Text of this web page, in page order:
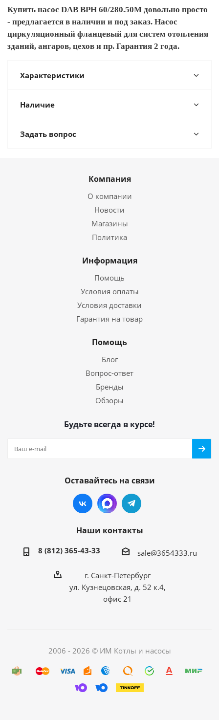
Купить насос DAB BPH 60/280.50M довольно просто
- предлагается в наличии и под заказ. Насос
циркуляционный фланцевый для систем отопления
зданий, ангаров, цехов и пр. Гарантия 2 года.
Характеристики
Наличие
Задать вопрос
Компания
О компании
Новости
Магазины
Политика
Информация
Помощь
Условия оплаты
Условия доставки
Гарантия на товар
Помощь
Блог
Вопрос-ответ
Бренды
Обзоры
Будьте всегда в курсе!
Оставайтесь на связи
Наши контакты
8 (812) 365-43-33 sale@3654333.ru
г. Санкт-Петербург
ул. Кузнецовская, д. 52 к.4,
офис 21
2006 - 2026 © ИМ Котлы и насосы